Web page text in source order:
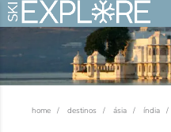
home destinos ásia índia